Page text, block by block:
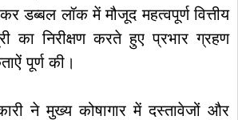
डब्बल लॉक में मौजूद महत्वपूर्ण वित्तीय
का निरीक्षण करते हुए प्रभार ग्रहण
पूर्ण की।
ने मुख्य कोषागार में दस्तावेजों और